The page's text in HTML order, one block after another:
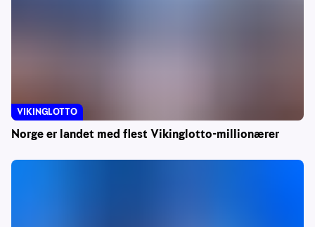
Norge er landet med flest Vikinglotto-millionærer
VIKINGLOTTO